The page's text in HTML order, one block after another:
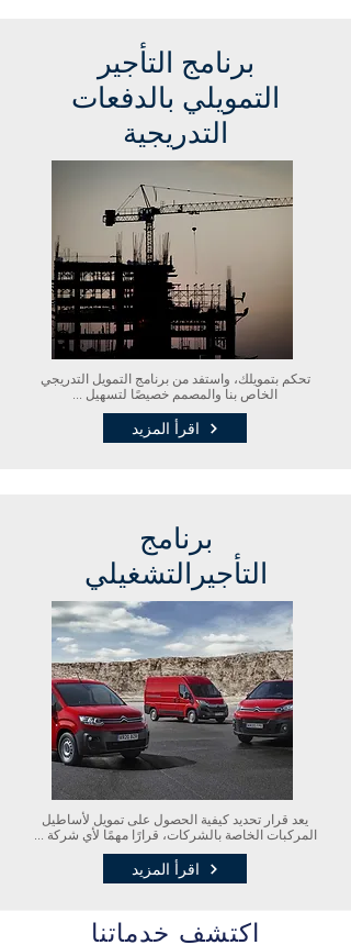
برنامج التأجير
التمويلي بالدفعات
التدريجية
تحكم بتمويلك، واستفد من برنامج التمويل التدريجي
الخاص بنا والمصمم خصيصًا لتسهيل ...
اقرأ المزيد
برنامج
التأجيرالتشغيلي
يعد قرار تحديد كيفية الحصول على تمويل لأساطيل
المركبات الخاصة بالشركات، قرارًا مهمًا لأي شركة ...
اقرأ المزيد
اكتشف خدماتنا